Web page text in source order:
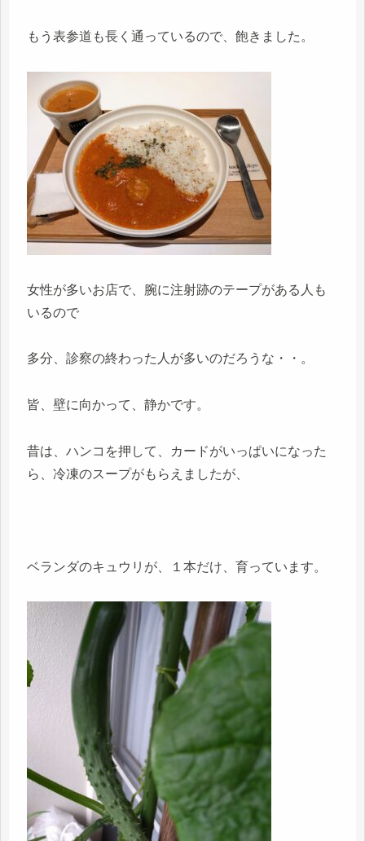
もう表参道も長く通っているので、飽きました。
女性が多いお店で、腕に注射跡のテープがある人も
いるので
多分、診察の終わった人が多いのだろうな・・。
皆、壁に向かって、静かです。
昔は、ハンコを押して、カードがいっぱいになった
ら、冷凍のスープがもらえましたが、
ベランダのキュウリが、１本だけ、育っています。